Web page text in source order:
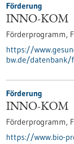
Förderung
INNO-KOM
Förderprogramm,
https://
bw.de/datenbank/
Förderung
INNO-KOM
Förderprogramm,
https://www.bio-